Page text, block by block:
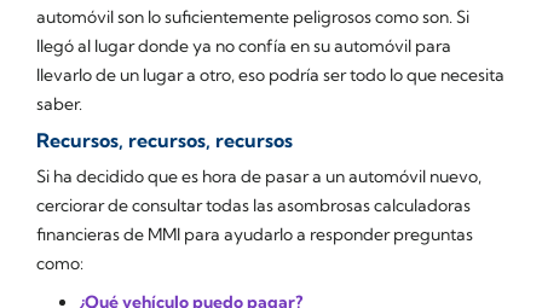
automóvil son lo suficientemente peligrosos como son. Si
llegó al lugar donde ya no confía en su automóvil para
llevarlo de un lugar a otro, eso podría ser todo lo que necesita
saber.
Recursos, recursos, recursos
Si ha decidido que es hora de pasar a un automóvil nuevo,
cerciorar de consultar todas las asombrosas calculadoras
financieras de MMI para ayudarlo a responder preguntas
como:
¿Qué vehículo puedo pagar?